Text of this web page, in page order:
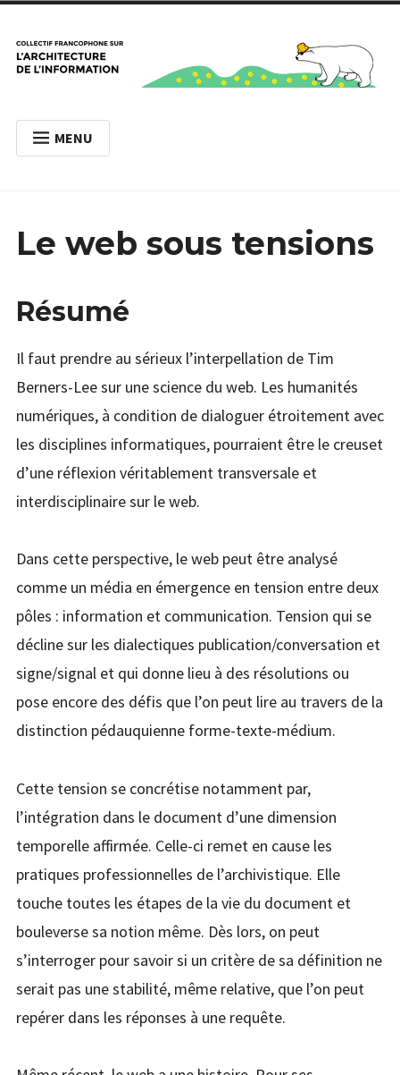
au
contenu
Collectif
francophone sur
l’information
Collectif francophone sur l’architecture de
l’information
MENU
ÉCOLE D’ÉTÉ 2020
le
RECHERCHE
Le web sous tensions
POUR NOUS JOINDRE
Le web sous tensions
Résumé
Il faut prendre au sérieux l’interpellation de Tim
Berners-Lee sur une science du web. Les humanités
numériques, à condition de dialoguer étroitement avec
les disciplines informatiques, pourraient être le creuset
d’une réflexion véritablement transversale et
interdisciplinaire sur le web.
Dans cette perspective, le web peut être analysé
comme un média en émergence en tension entre deux
pôles : information et communication. Tension qui se
décline sur les dialectiques publication/conversation et
signe/signal et qui donne lieu à des résolutions ou
pose encore des défis que l’on peut lire au travers de la
distinction pédauquienne forme-texte-médium.
Cette tension se concrétise notamment par,
l’intégration dans le document d’une dimension
temporelle affirmée. Celle-ci remet en cause les
pratiques professionnelles de l’archivistique. Elle
touche toutes les étapes de la vie du document et
bouleverse sa notion même. Dès lors, on peut
s’interroger pour savoir si un critère de sa définition ne
serait pas une stabilité, même relative, que l’on peut
repérer dans les réponses à une requête.